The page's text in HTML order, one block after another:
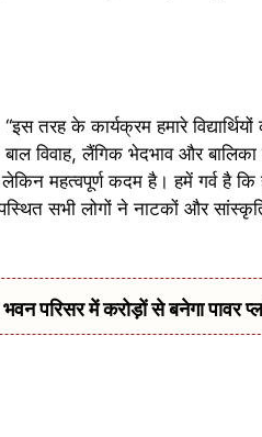
तरह के कार्यक्रम हमारे
लैंगिक भेदभाव और बालिका
महत्वपूर्ण कदम है। हमें गर्व है कि
सभी लोगों ने नाटकों और
परिसर में करोड़ों से बनेगा पावर